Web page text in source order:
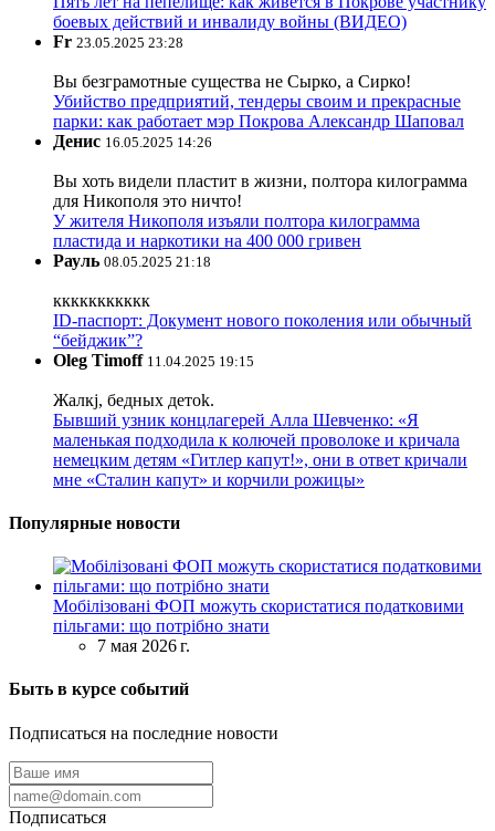
боевых действий и инвалиду войны (ВИДЕО)
Fr 23.05.2025 23:28
Вы безграмотные существа не Сырко, а Сирко!
Убийство предприятий, тендеры своим и прекрасные
парки: как работает мэр Покрова Александр Шаповал
Денис 16.05.2025 14:26
Вы хоть видели пластит в жизни, полтора килограмма
для Никополя это ничто!
У жителя Никополя изъяли полтора килограмма
пластида и наркотики на 400 000 гривен
Рауль 08.05.2025 21:18
ккккккккккк
ID-паспорт: Документ нового поколения или обычный
“бейджик”?
Oleg Timoff 11.04.2025 19:15
Жалкj, бедных детok.
Бывший узник концлагерей Алла Шевченко: «Я
маленькая подходила к колючей проволоке и кричала
немецким детям «Гитлер капут!», они в ответ кричали
мне «Сталин капут» и корчили рожицы»
Популярные новости
Мобілізовані ФОП можуть скористатися податковими
пільгами: що потрібно знати
7 мая 2026 г.
Быть в курсе событий
Подписаться на последние новости
Подписаться